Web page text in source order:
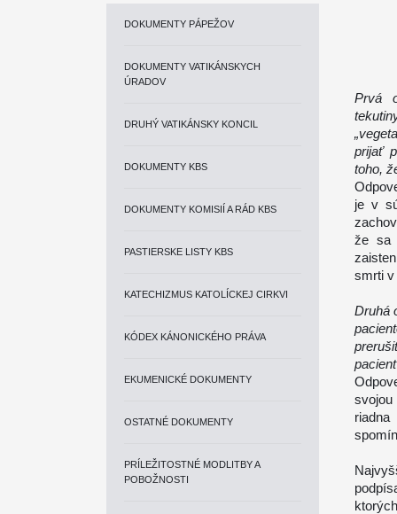
DOKUMENTY PÁPEŽOV
DOKUMENTY VATIKÁNSKYCH
ÚRADOV
DRUHÝ VATIKÁNSKY KONCIL
DOKUMENTY KBS
DOKUMENTY KOMISIÍ A RÁD KBS
PASTIERSKE LISTY KBS
KATECHIZMUS KATOLÍCKEJ CIRKVI
KÓDEX KÁNONICKÉHO PRÁVA
EKUMENICKÉ DOKUMENTY
OSTATNÉ DOKUMENTY
PRÍLEŽITOSTNÉ MODLITBY A
POBOŽNOSTI
Prvá
prijať
toho,
je v
že sa
smrti v
Druhá